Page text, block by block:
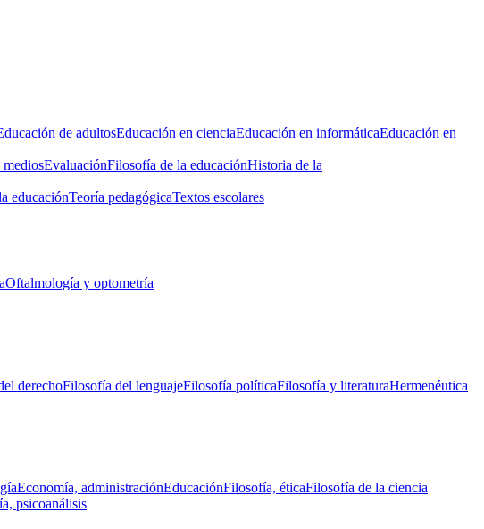
de adultosEducación en cienciaEducación en informáticaEducación en
EvaluaciónFilosofía de la educaciónHistoria de la
educaciónTeoría pedagógicaTextos escolares
Oftalmología y optometría
derechoFilosofía del lenguajeFilosofía políticaFilosofía y literaturaHermenéutica
Economía, administraciónEducaciónFilosofía, éticaFilosofía de la ciencia
psicoanálisis